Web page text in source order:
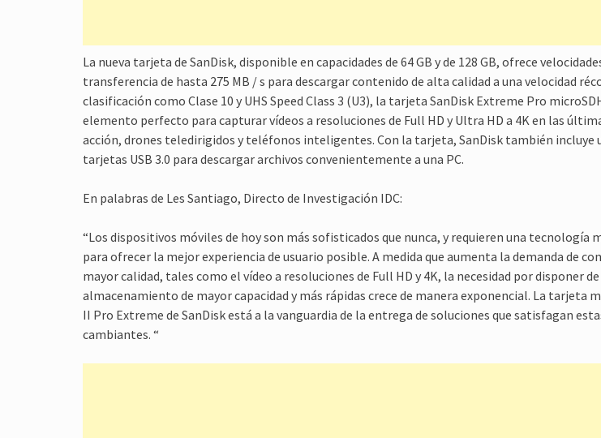
La nueva tarjeta de SanDisk, disponible en capacidades de 64 GB y de 128 GB, ofrece
transferencia de hasta 275 MB / s para descargar contenido de alta calidad a una velocidad
clasificación como Clase 10 y UHS Speed Class 3 (U3), la tarjeta SanDisk Extreme Pro
elemento perfecto para capturar vídeos a resoluciones de Full HD y Ultra HD a 4K en las
acción, drones teledirigidos y teléfonos inteligentes. Con la tarjeta, SanDisk también incluye
tarjetas USB 3.0 para descargar archivos convenientemente a una PC.
En palabras de Les Santiago, Directo de Investigación IDC:
“Los dispositivos móviles de hoy son más sofisticados que nunca, y requieren una tecnología
para ofrecer la mejor experiencia de usuario posible. A medida que aumenta la demanda de
mayor calidad, tales como el vídeo a resoluciones de Full HD y 4K, la necesidad por disponer
almacenamiento de mayor capacidad y más rápidas crece de manera exponencial. La tarjeta
II Pro Extreme de SanDisk está a la vanguardia de la entrega de soluciones que satisfagan
cambiantes. “